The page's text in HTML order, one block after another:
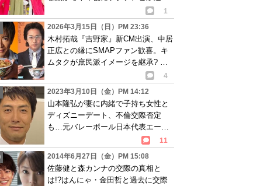
1
2026年3月15日（日）PM 23:36
木村拓哉『吉野家』新CM出演、中居
正広との縁にSMAPファン歓喜。キ
ムタクが庶民派イメージを継承? 動
4
2023年3月10日（金）PM 14:12
山本隆弘が妻に内緒で子持ち女性と
ディズニーデート、不倫交際否定
も…元バレーボール日本代表エース
11
2014年6月27日（金）PM 15:08
佐藤健と森カンナの交際の真相と
は!?はんにゃ・金田哲と過去に交際